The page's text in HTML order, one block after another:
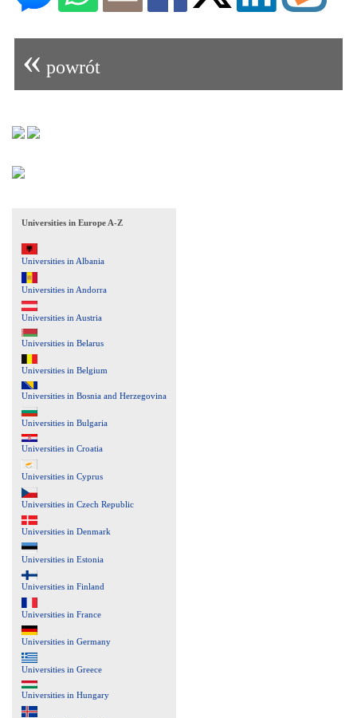
Universities in Europe A-Z
Universities in Albania
Universities in Andorra
Universities in Austria
Universities in Belarus
Universities in Belgium
Universities in Bosnia and Herzegovina
Universities in Bulgaria
Universities in Croatia
Universities in Cyprus
Universities in Czech Republic
Universities in Denmark
Universities in Estonia
Universities in Finland
Universities in France
Universities in Germany
Universities in Greece
Universities in Hungary
« powrót